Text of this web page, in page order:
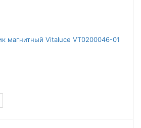
магнитный Vitaluce VT0200046-01